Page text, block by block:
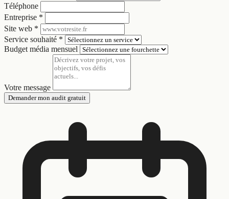
Téléphone
Entreprise *
Site web *
Service souhaité *
Budget média mensuel
Votre message
Demander mon audit gratuit